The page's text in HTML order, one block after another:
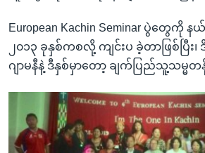
European Kachin Seminar ပွဲတွေကို
၂၀၁၃ ခုနှစ်ကစလို့ ကျင်းပ ခဲ့တာဖြစ်ပြီး၊
ဂျာမနီနဲ့ ဒီနှစ်မှာတော့ ချက်ပြည်သူ့သမ္မတ